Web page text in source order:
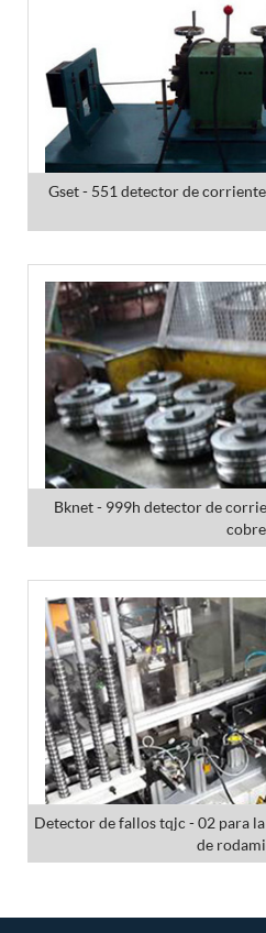
Gset - 551 detector de
Bknet - 999h detector de
cobre
Detector de fallos tqjc - 02 para
de